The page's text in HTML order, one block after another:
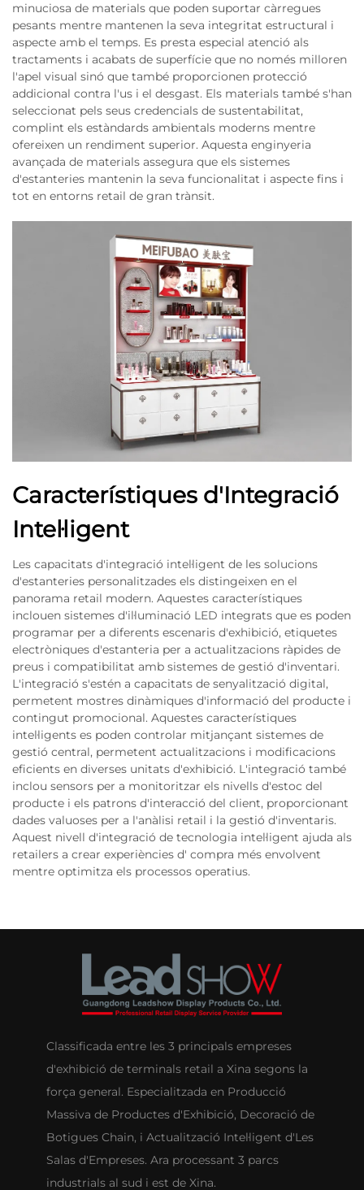
minuciosa de materials que poden suportar càrregues
pesants mentre mantenen la seva integritat estructural i
aspecte amb el temps. Es presta especial atenció als
tractaments i acabats de superfície que no només milloren
l'apel visual sinó que també proporcionen protecció
addicional contra l'us i el desgast. Els materials també s'han
seleccionat pels seus credencials de sustentabilitat,
complint els estàndards ambientals moderns mentre
ofereixen un rendiment superior. Aquesta enginyeria
avançada de materials assegura que els sistemes
d'estanteries mantenin la seva funcionalitat i aspecte fins i
tot en entorns retail de gran trànsit.
Característiques d'Integració
Intel·ligent
Les capacitats d'integració intel·ligent de les solucions
d'estanteries personalitzades els distingeixen en el
panorama retail modern. Aquestes característiques
inclouen sistemes d'il·luminació LED integrats que es poden
programar per a diferents escenaris d'exhibició, etiquetes
electròniques d'estanteria per a actualitzacions ràpides de
preus i compatibilitat amb sistemes de gestió d'inventari.
L'integració s'estén a capacitats de senyalització digital,
permetent mostres dinàmiques d'informació del producte i
contingut promocional. Aquestes característiques
intel·ligents es poden controlar mitjançant sistemes de
gestió central, permetent actualitzacions i modificacions
eficients en diverses unitats d'exhibició. L'integració també
inclou sensors per a monitoritzar els nivells d'estoc del
producte i els patrons d'interacció del client, proporcionant
dades valuoses per a l'anàlisi retail i la gestió d'inventaris.
Aquest nivell d'integració de tecnologia intel·ligent ajuda als
retailers a crear experiències d' compra més envolvent
mentre optimitza els processos operatius.
Classificada entre les 3 principals empreses
d'exhibició de terminals retail a Xina segons la
força general. Especialitzada en Producció
Massiva de Productes d'Exhibició, Decoració de
Botigues Chain, i Actualització Intel·ligent d'Les
Salas d'Empreses. Ara processant 3 parcs
industrials al sud i est de Xina.